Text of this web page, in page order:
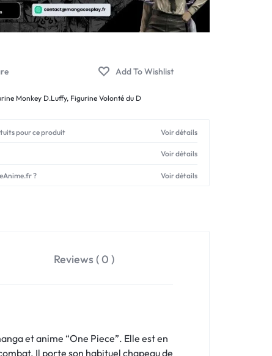
Monkey D.Luffy, Figurine Volonté du D
pour ce produit Voir détails
Voir détails
? Voir détails
Reviews ( 0 )
et anime “One Piece”. Elle est en
Il porte son habituel chapeau de